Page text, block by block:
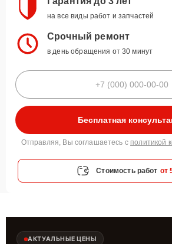
на все виды работ и запчастей
Срочный ремонт
в день обращения от 30 минут
Бесплатная
Отправляя, Вы соглашаетесь с политикой
Стоимость работ от
АКТУАЛЬНЫЕ ЦЕНЫ